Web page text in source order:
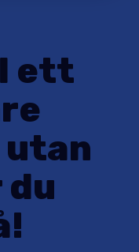
ett
utan
du